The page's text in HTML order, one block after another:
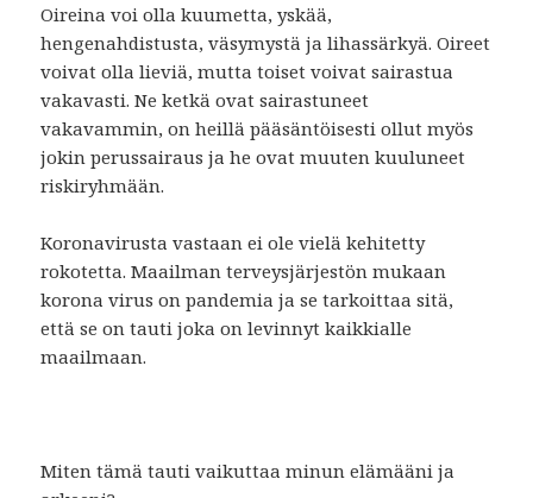
Oireina voi olla kuumetta, yskää,
hengenahdistusta, väsymystä ja lihassärkyä. Oireet
voivat olla lieviä, mutta toiset voivat sairastua
vakavasti. Ne ketkä ovat sairastuneet
vakavammin, on heillä pääsäntöisesti ollut myös
jokin perussairaus ja he ovat muuten kuuluneet
riskiryhmään.
Koronavirusta vastaan ei ole vielä kehitetty
rokotetta. Maailman terveysjärjestön mukaan
korona virus on pandemia ja se tarkoittaa sitä,
että se on tauti joka on levinnyt kaikkialle
maailmaan.
Miten tämä tauti vaikuttaa minun elämääni ja